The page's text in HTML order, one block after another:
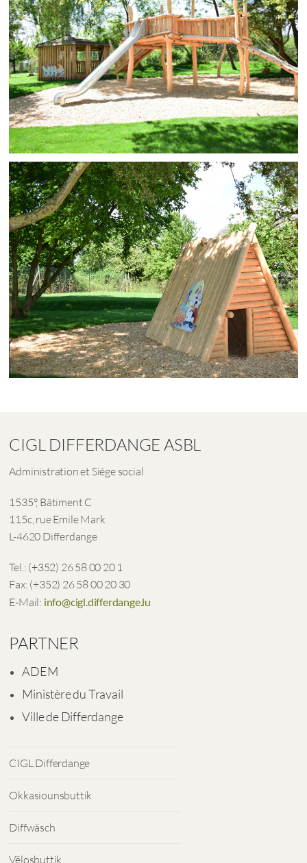
CIGL DIFFERDANGE ASBL
Administration et Siége social
1535°, Bâtiment C
115c, rue Emile Mark
L-4620 Differdange
Tel.: (+352) 26 58 00 20 1
Fax: (+352) 26 58 00 20 30
E-Mail: info@cigl.differdange.lu
PARTNER
ADEM
Ministère du Travail
Ville de Differdange
CIGL Differdange
Okkasiounsbuttik
Diffwäsch
Vëlosbuttik